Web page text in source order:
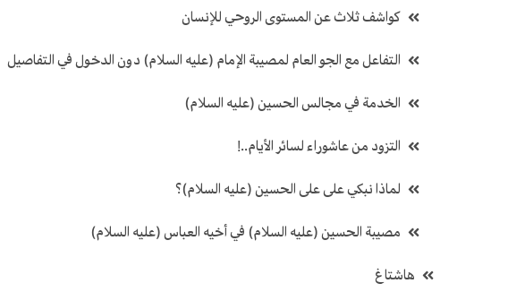
كواشف ثلاث عن المستوى الروحي للإنسان
التفاعل مع الجو العام لمصيبة الإمام (عليه السلام) دون الدخول في التفاصيل
الخدمة في مجالس الحسين (عليه السلام)
التزود من عاشوراء لسائر الأيام..!
لماذا نبكي على على الحسين (عليه السلام)؟
مصيبة الحسين (عليه السلام) في أخيه العباس (عليه السلام)
هاشتاغ